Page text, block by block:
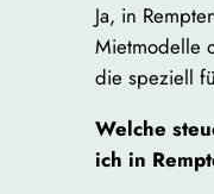
Ja, in
Mietmodelle
die speziell
Welche
ich in